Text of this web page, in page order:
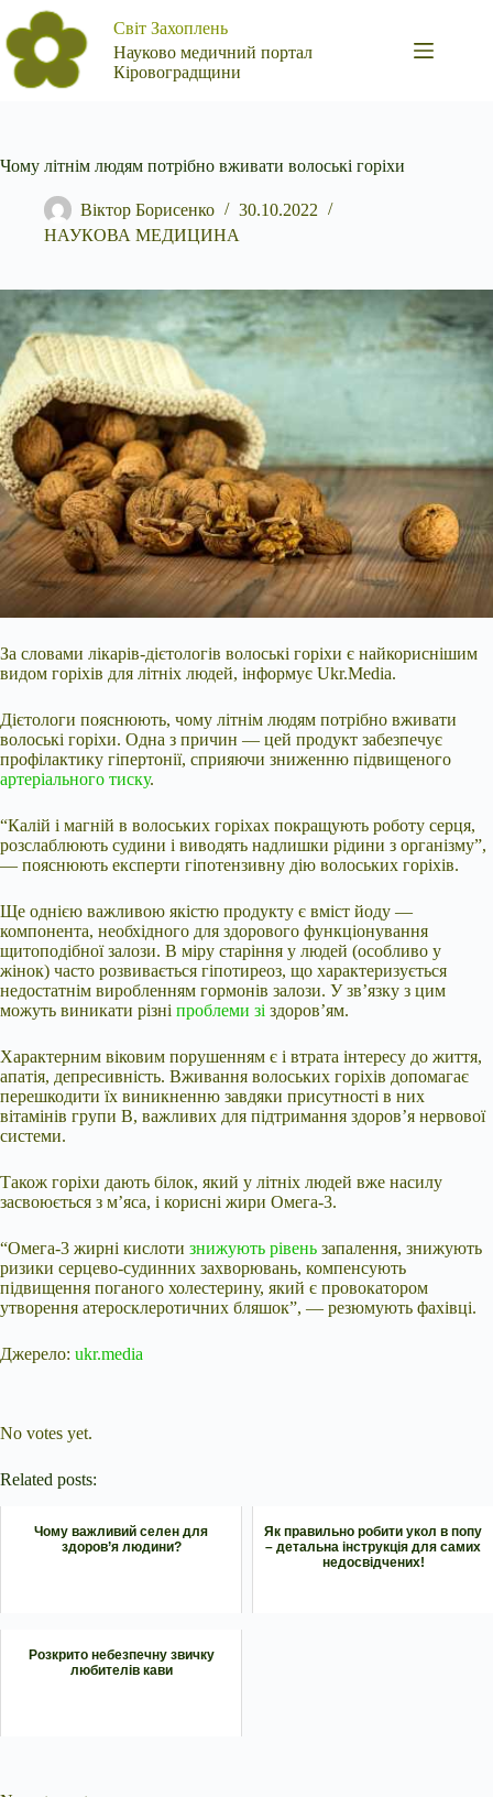
Перейти
до
вмісту
Світ Захоплень
Науково медичний портал
Кіровоградщини
Чому літнім людям потрібно вживати волоські горіхи
Віктор Борисенко
30.10.2022
НАУКОВА МЕДИЦИНА
За словами лікарів-дієтологів волоські горіхи є найкориснішим
видом горіхів для літніх людей, інформує Ukr.Media.
Дієтологи пояснюють, чому літнім людям потрібно вживати
волоські горіхи. Одна з причин — цей продукт забезпечує
профілактику гіпертонії, сприяючи зниженню підвищеного
артеріального тиску.
“Калій і магній в волоських горіхах покращують роботу серця,
розслаблюють судини і виводять надлишки рідини з організму”,
— пояснюють експерти гіпотензивну дію волоських горіхів.
Ще однією важливою якістю продукту є вміст йоду —
компонента, необхідного для здорового функціонування
щитоподібної залози. В міру старіння у людей (особливо у
жінок) часто розвивається гіпотиреоз, що характеризується
недостатнім виробленням гормонів залози. У зв’язку з цим
можуть виникати різні проблеми зі здоров’ям.
Характерним віковим порушенням є і втрата інтересу до життя,
апатія, депресивність. Вживання волоських горіхів допомагає
перешкодити їх виникненню завдяки присутності в них
вітамінів групи B, важливих для підтримання здоров’я нервової
системи.
Також горіхи дають білок, який у літніх людей вже насилу
засвоюється з м’яса, і корисні жири Омега-3.
“Омега-3 жирні кислоти знижують рівень запалення, знижують
ризики серцево-судинних захворювань, компенсують
підвищення поганого холестерину, який є провокатором
утворення атеросклеротичних бляшок”, — резюмують фахівці.
Джерело: ukr.media
No votes yet.
Related posts:
Чому важливий селен для
здоров’я людини?
Як правильно робити укол в попу
– детальна інструкція для самих
недосвідчених!
Розкрито небезпечну звичку
любителів кави